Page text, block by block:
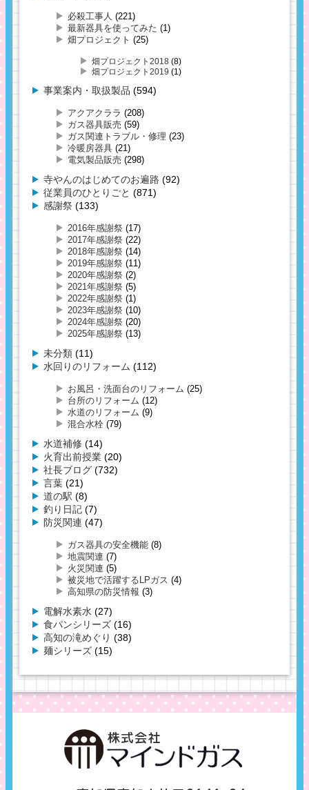
必殺工事人 (221)
最新器具を使ってみた (1)
畑プロジェクト (25)
畑プロジェクト2018 (8)
畑プロジェクト2019 (1)
事業案内・取扱製品 (594)
アクアクララ (208)
ガス器具販売 (59)
ガス関連トラブル・修理 (23)
冷暖房器具 (21)
電気製品販売 (298)
寺やんのはじめてのお遍路 (92)
従業員のひとりごと (871)
感謝祭 (133)
2016年感謝祭 (17)
2017年感謝祭 (22)
2018年感謝祭 (14)
2019年感謝祭 (11)
2020年感謝祭 (2)
2021年感謝祭 (5)
2022年感謝祭 (1)
2023年感謝祭 (10)
2024年感謝祭 (20)
2025年感謝祭 (13)
未分類 (11)
水回りのリフォーム (112)
お風呂・洗面台のリフォーム (25)
台所のリフォーム (12)
水道のリフォーム (9)
混合水栓 (79)
水道補修 (14)
火育出前授業 (20)
社長ブログ (732)
言葉 (21)
道の駅 (8)
釣り日記 (7)
防災関連 (47)
ガス器具の安全機能 (8)
地震関連 (7)
火災関連 (5)
被災地で活躍するLPガス (4)
高知県の防災情報 (3)
電解水素水 (27)
食パンシリーズ (16)
高知の滝めぐり (38)
麺シリーズ (15)